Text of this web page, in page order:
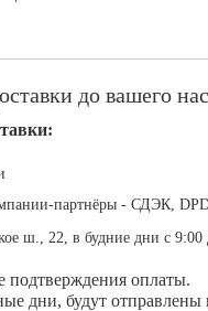
до вашего
партнёры - СДЭК,
ш., 22, в будние дни с 9:00
подтверждения оплаты.
дни, будут отправлены